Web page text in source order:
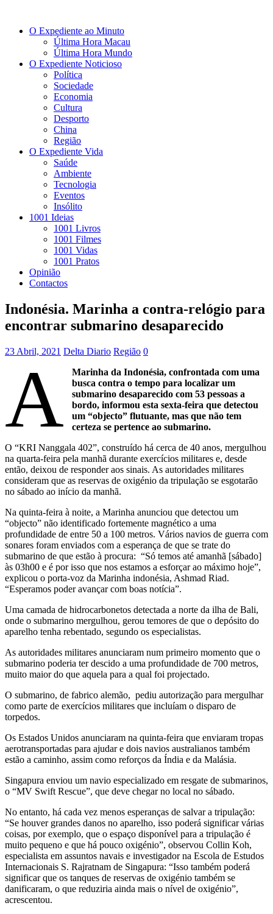
O Expediente ao Minuto
Última Hora Macau
Última Hora Mundo
O Expediente Noticioso
Política
Sociedade
Economia
Cultura
Desporto
China
Região
O Expediente Vida
Saúde
Ambiente
Tecnologia
Eventos
Insólito
1001 Ideias
1001 Livros
1001 Filmes
1001 Vidas
1001 Pratos
Opinião
Contactos
Indonésia. Marinha a contra-relógio para
encontrar submarino desaparecido
23 Abril, 2021 Delta Diario Região 0
A
Marinha da Indonésia, confrontada com uma
busca contra o tempo para localizar um
submarino desaparecido com 53 pessoas a
bordo, informou esta sexta-feira que detectou
um “objecto” flutuante, mas que não tem
certeza se pertence ao submarino.
O “KRI Nanggala 402”, construído há cerca de 40 anos, mergulhou
na quarta-feira pela manhã durante exercícios militares e, desde
então, deixou de responder aos sinais. As autoridades militares
consideram que as reservas de oxigénio da tripulação se esgotarão
no sábado ao início da manhã.
Na quinta-feira à noite, a Marinha anunciou que detectou um
“objecto” não identificado fortemente magnético a uma
profundidade de entre 50 a 100 metros. Vários navios de guerra com
sonares foram enviados com a esperança de que se trate do
submarino de que estão à procura: “Só temos até amanhã [sábado]
às 03h00 e é por isso que nos estamos a esforçar ao máximo hoje”,
explicou o porta-voz da Marinha indonésia, Ashmad Riad.
“Esperamos poder avançar com boas notícia”.
Uma camada de hidrocarbonetos detectada a norte da ilha de Bali,
onde o submarino mergulhou, gerou temores de que o depósito do
aparelho tenha rebentado, segundo os especialistas.
As autoridades militares anunciaram num primeiro momento que o
submarino poderia ter descido a uma profundidade de 700 metros,
muito maior do que aquela para a qual foi projectado.
O submarino, de fabrico alemão, pediu autorização para mergulhar
como parte de exercícios militares que incluíam o disparo de
torpedos.
Os Estados Unidos anunciaram na quinta-feira que enviaram tropas
aerotransportadas para ajudar e dois navios australianos também
estão a caminho, assim como reforços da Índia e da Malásia.
Singapura enviou um navio especializado em resgate de submarinos,
o “MV Swift Rescue”, que deve chegar no local no sábado.
No entanto, há cada vez menos esperanças de salvar a tripulação:
“Se houver grandes danos no aparelho, isso poderá significar várias
coisas, por exemplo, que o espaço disponível para a tripulação é
muito pequeno e que há pouco oxigénio”, observou Collin Koh,
especialista em assuntos navais e investigador na Escola de Estudos
Internacionais S. Rajratnam de Singapura: “Isso também poderá
significar que os tanques de reservas de oxigénio também se
danificaram, o que reduziria ainda mais o nível de oxigénio”,
acrescentou.